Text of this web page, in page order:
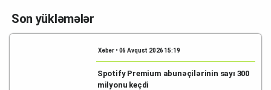
Son yükləmələr
Xəbər • 06 Avqust 2026 15:19
Spotify Premium abunəçilərinin sayı 300
milyonu keçdi